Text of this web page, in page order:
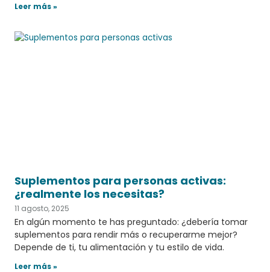
Leer más »
Suplementos para personas activas:
¿realmente los necesitas?
11 agosto, 2025
En algún momento te has preguntado: ¿debería tomar
suplementos para rendir más o recuperarme mejor?
Depende de ti, tu alimentación y tu estilo de vida.
Leer más »